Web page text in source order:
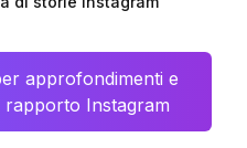
approfondimenti e
rapporto Instagram